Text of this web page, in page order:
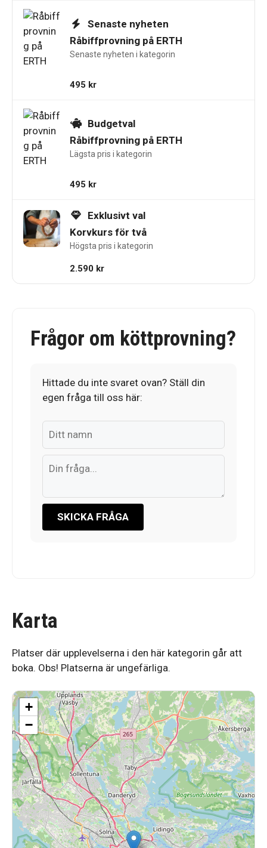
Senaste nyheten
Råbiffprovning på ERTH
Senaste nyheten i kategorin
495 kr
Budgetval
Råbiffprovning på ERTH
Lägsta pris i kategorin
495 kr
Exklusivt val
Korvkurs för två
Högsta pris i kategorin
2.590 kr
Frågor om köttprovning?
Hittade du inte svaret ovan? Ställ din
egen fråga till oss här:
SKICKA FRÅGA
Karta
Platser där upplevelserna i den här kategorin går att
boka. Obs! Platserna är ungefärliga.
+
−